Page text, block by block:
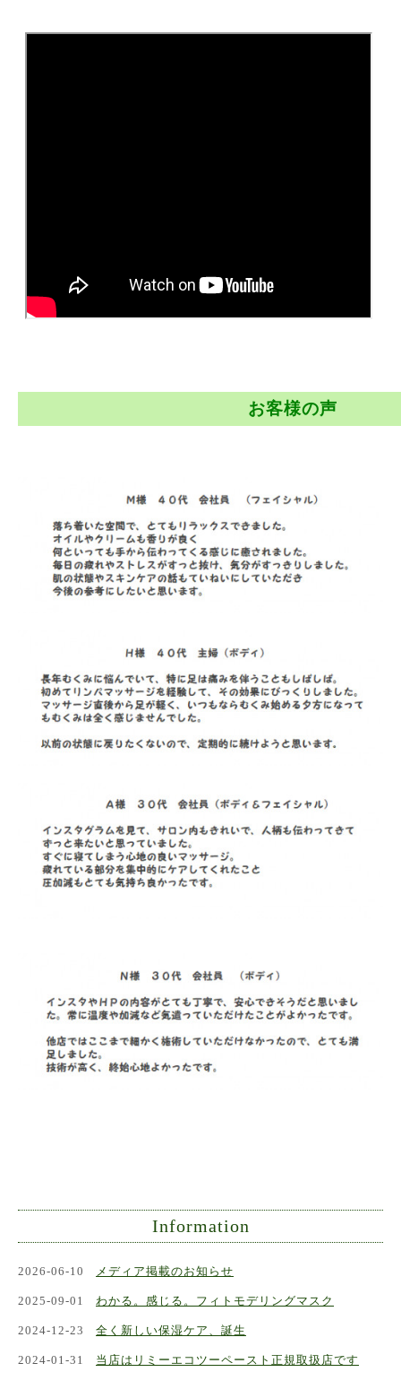
お客様の声
Information
2026-06-10 メディア掲載のお知らせ
2025-09-01 わかる。感じる。フィトモデリングマスク
2024-12-23 全く新しい保湿ケア、誕生
2024-01-31 当店はリミーエコツーペースト正規取扱店です